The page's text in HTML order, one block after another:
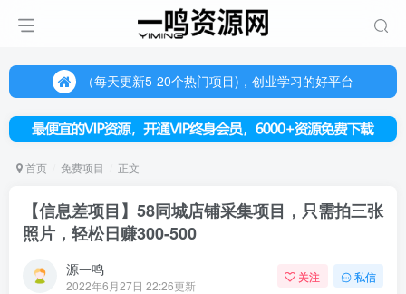
（每天更新5-20个热门项目)，创业学习的好平台
（每天更新5-20个热门项目)，创业学习的好平台
欢迎访问一鸣资源网，本站汇集数千网创课程和项目
首页 免费项目 正文
【信息差项目】58同城店铺采集项目，只需拍三张
照片，轻松日赚300-500
源一鸣
2022年6月27日 22:26更新
关注 私信